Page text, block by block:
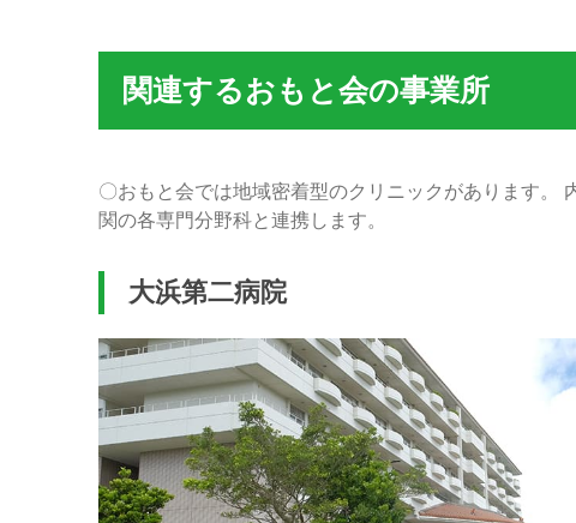
関連するおもと会の事業所
〇おもと会では地域密着型のクリニックがあります。
関の各専門分野科と連携します。
大浜第二病院